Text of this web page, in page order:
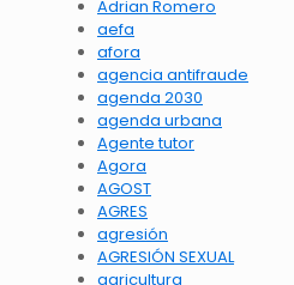
Adrian Romero
aefa
afora
agencia antifraude
agenda 2030
agenda urbana
Agente tutor
Agora
AGOST
AGRES
agresión
AGRESIÓN SEXUAL
agricultura